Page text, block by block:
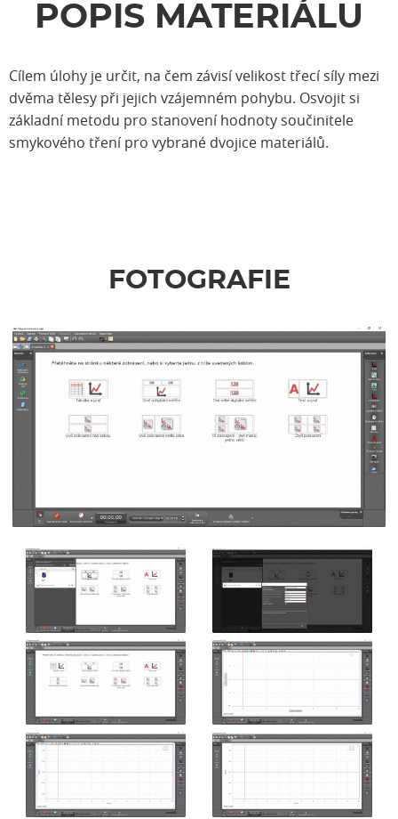
POPIS MATERIÁLU
Cílem úlohy je určit, na čem závisí velikost třecí síly mezi
dvěma tělesy při jejich vzájemném pohybu. Osvojit si
základní metodu pro stanovení hodnoty součinitele
smykového tření pro vybrané dvojice materiálů.
FOTOGRAFIE